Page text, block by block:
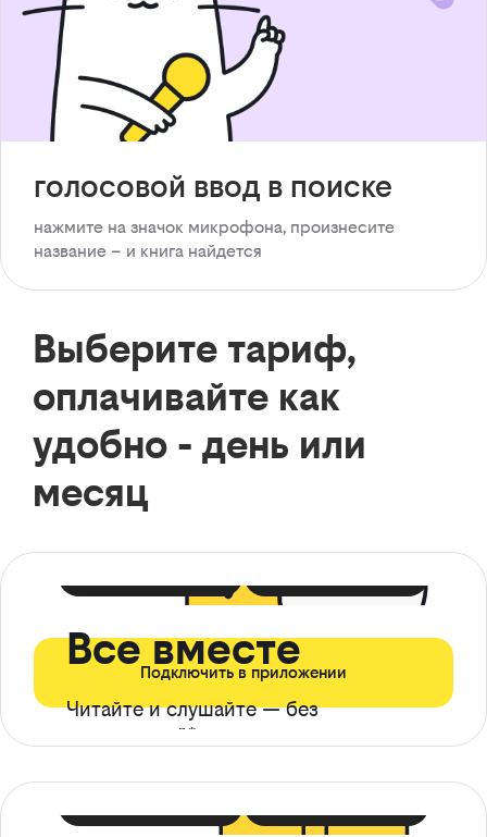
голосовой ввод в поиске
нажмите на значок микрофона, произнесите
название – и книга найдется
Выберите тариф,
оплачивайте как
удобно - день или
месяц
Все вместе
Читайте и слушайте — без
ограничений*
Подключить в приложении